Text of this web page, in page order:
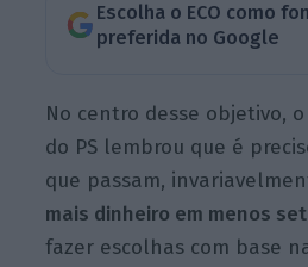
Escolha o ECO como
preferida no Google
No centro desse objetivo,
do PS lembrou que é
que passam,
mais dinheiro em menos
fazer escolhas com base